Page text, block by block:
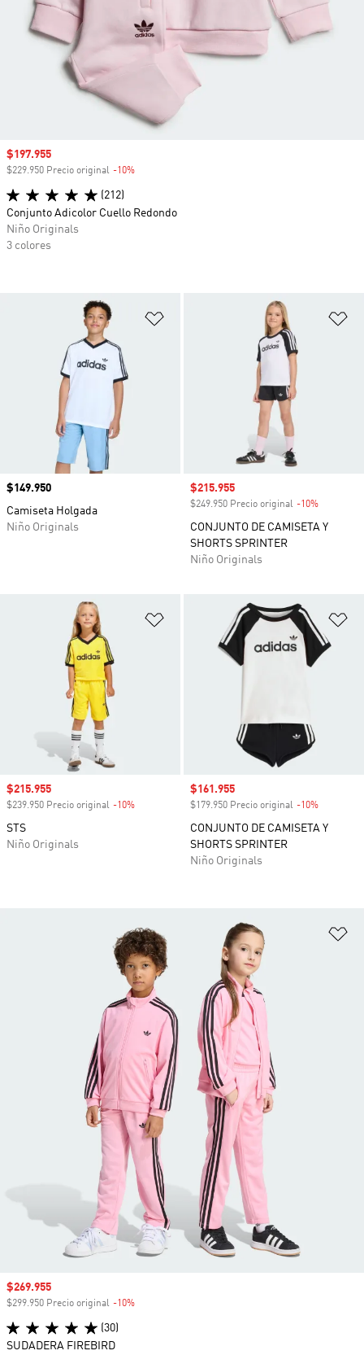
Añadir a la lista de deseos
Precio
$149.950
Camiseta Holgada
Niño Originals
Precio de venta
$215.955
$249.950 Precio original -10%
CONJUNTO DE CAMISETA Y
SHORTS SPRINTER
Niño Originals
Añadir a la lista de deseos
Precio de venta
$215.955
$239.950 Precio original -10%
STS
Niño Originals
Precio de venta
$161.955
$179.950 Precio original -10%
CONJUNTO DE CAMISETA Y
SHORTS SPRINTER
Niño Originals
Precio de venta
$197.955
$229.950 Precio original -10%
(212)
Conjunto Adicolor Cuello Redondo
Niño Originals
3 colores
Precio de venta
$269.955
$299.950 Precio original -10%
(30)
SUDADERA FIREBIRD